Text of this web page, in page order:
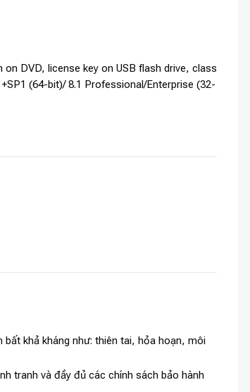
DVD, license key on USB flash drive, class
(64-bit)/ 8.1 Professional/Enterprise (32-
khả kháng như: thiên tai, hỏa hoạn, môi
tranh và đầy đủ các chính sách bảo hành